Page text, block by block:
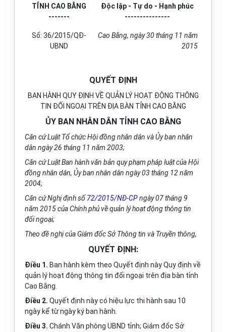
TỈNH CAO BẰNG
-------
Độc lập - Tự do - Hạnh phúc
---------------
Số: 36/2015/QĐ-
UBND
Cao Bằng, ngày30tháng 11 năm
2015
QUYẾT ĐỊNH
BAN HÀNH QUY ĐỊNH VỀ QUẢN LÝ HOẠT ĐỘNG THÔNG
TIN ĐỐI NGOẠI TRÊN ĐỊA BÀN TỈNH CAO BẰNG
ỦY BAN NHÂN DÂN TỈNH CAO BẰNG
Căn cứ Luật Tổchức Hội đồng nhân dân vàỦy ban nhân
dân ngày 26 tháng 11 năm 2003;
Căn cứLuật Ban hành văn bản quy phạm pháp luật của Hội
đồng nhân dân, Ủy ban nhân dân ngày 03 tháng 12 năm
2004;
Căn cứ Nghịđịnh số 72/2015/NĐ-CPngày 07 tháng 9
năm 2015 của Chính phủvềquản lý hoạt động thông tin
đối ngoại;
Theo đề nghị của Giám đốc Sở Thông tin và Truyền thông,
QUYẾT ĐỊNH:
Điều 1. Ban hành kèm theo Quyết định này Quy định về
quản lý hoạt động thông tin đối ngoại trên địa bàn tỉnh
Cao Bằng.
Điều 2. Quyết định này có hiệu lực thi hành sau 10
ngày kể từ ngày ký ban hành.
Điều 3. Chánh Văn phòng UBND tỉnh; Giám đốc Sở